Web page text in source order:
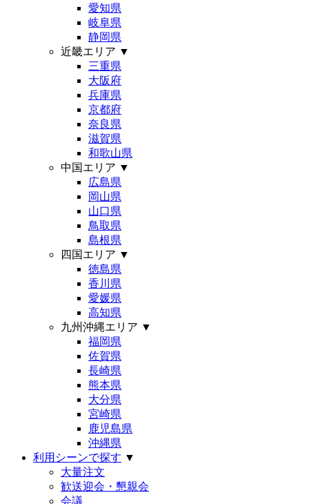
愛知県
岐阜県
静岡県
近畿エリア ▼
三重県
大阪府
兵庫県
京都府
奈良県
滋賀県
和歌山県
中国エリア ▼
広島県
岡山県
山口県
鳥取県
島根県
四国エリア ▼
徳島県
香川県
愛媛県
高知県
九州沖縄エリア ▼
福岡県
佐賀県
長崎県
熊本県
大分県
宮崎県
鹿児島県
沖縄県
利用シーンで探す ▼
大量注文
歓送迎会・懇親会
会議